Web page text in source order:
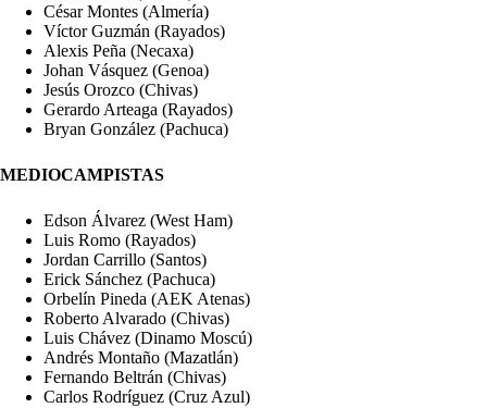
César Montes (Almería)
Víctor Guzmán (Rayados)
Alexis Peña (Necaxa)
Johan Vásquez (Genoa)
Jesús Orozco (Chivas)
Gerardo Arteaga (Rayados)
Bryan González (Pachuca)
MEDIOCAMPISTAS
Edson Álvarez (West Ham)
Luis Romo (Rayados)
Jordan Carrillo (Santos)
Erick Sánchez (Pachuca)
Orbelín Pineda (AEK Atenas)
Roberto Alvarado (Chivas)
Luis Chávez (Dinamo Moscú)
Andrés Montaño (Mazatlán)
Fernando Beltrán (Chivas)
Carlos Rodríguez (Cruz Azul)